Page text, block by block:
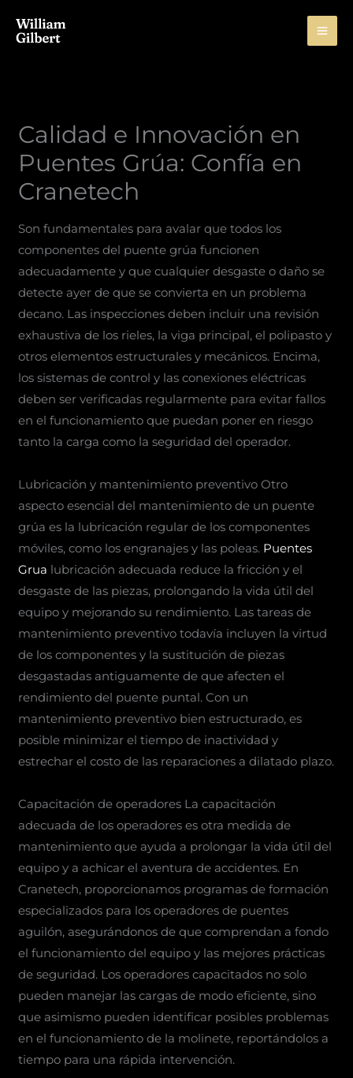
Calidad e Innovación en
Puentes Grúa: Confía en
Cranetech
Son fundamentales para avalar que todos los
componentes del puente grúa funcionen
adecuadamente y que cualquier desgaste o daño se
detecte ayer de que se convierta en un problema
decano. Las inspecciones deben incluir una revisión
exhaustiva de los rieles, la viga principal, el polipasto y
otros elementos estructurales y mecánicos. Encima,
los sistemas de control y las conexiones eléctricas
deben ser verificadas regularmente para evitar fallos
en el funcionamiento que puedan poner en riesgo
tanto la carga como la seguridad del operador.
Lubricación y mantenimiento preventivo Otro
aspecto esencial del mantenimiento de un puente
grúa es la lubricación regular de los componentes
móviles, como los engranajes y las poleas. Puentes
Grua lubricación adecuada reduce la fricción y el
desgaste de las piezas, prolongando la vida útil del
equipo y mejorando su rendimiento. Las tareas de
mantenimiento preventivo todavía incluyen la virtud
de los componentes y la sustitución de piezas
desgastadas antiguamente de que afecten el
rendimiento del puente puntal. Con un
mantenimiento preventivo bien estructurado, es
posible minimizar el tiempo de inactividad y
estrechar el costo de las reparaciones a dilatado plazo.
Capacitación de operadores La capacitación
adecuada de los operadores es otra medida de
mantenimiento que ayuda a prolongar la vida útil del
equipo y a achicar el aventura de accidentes. En
Cranetech, proporcionamos programas de formación
especializados para los operadores de puentes
aguilón, asegurándonos de que comprendan a fondo
el funcionamiento del equipo y las mejores prácticas
de seguridad. Los operadores capacitados no solo
pueden manejar las cargas de modo eficiente, sino
que asimismo pueden identificar posibles problemas
en el funcionamiento de la molinete, reportándolos a
tiempo para una rápida intervención.